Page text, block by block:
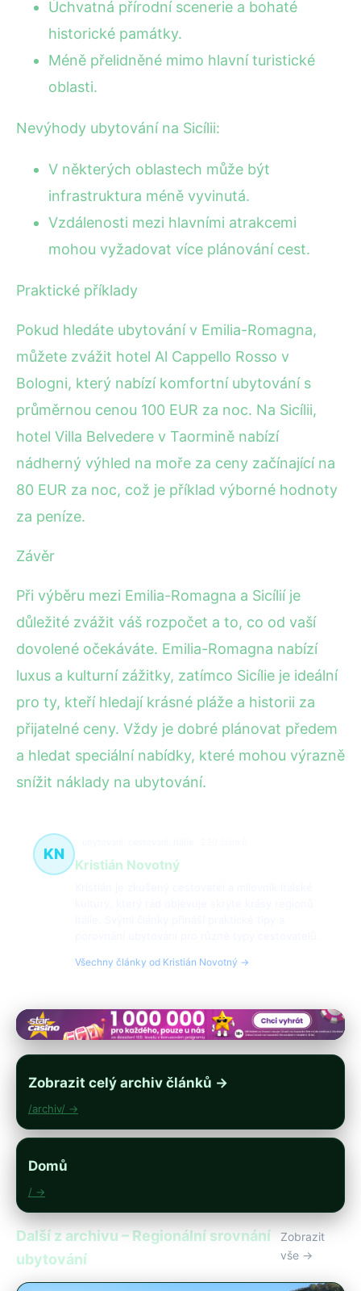
Úchvatná přírodní scenerie a bohaté
historické památky.
Méně přelidněné mimo hlavní turistické
oblasti.
Nevýhody ubytování na Sicílii:
V některých oblastech může být
infrastruktura méně vyvinutá.
Vzdálenosti mezi hlavními atrakcemi
mohou vyžadovat více plánování cest.
Praktické příklady
Pokud hledáte ubytování v Emilia-Romagna,
můžete zvážit hotel Al Cappello Rosso v
Bologni, který nabízí komfortní ubytování s
průměrnou cenou 100 EUR za noc. Na Sicílii,
hotel Villa Belvedere v Taormině nabízí
nádherný výhled na moře za ceny začínající na
80 EUR za noc, což je příklad výborné hodnoty
za peníze.
Závěr
Při výběru mezi Emilia-Romagna a Sicílií je
důležité zvážit váš rozpočet a to, co od vaší
dovolené očekáváte. Emilia-Romagna nabízí
luxus a kulturní zážitky, zatímco Sicílie je ideální
pro ty, kteří hledají krásné pláže a historii za
přijatelné ceny. Vždy je dobré plánovat předem
a hledat speciální nabídky, které mohou výrazně
snížit náklady na ubytování.
KN
Kristián Novotný
Všechny články od Kristián Novotný →
Zobrazit celý archiv článků →
/archiv/ →
Domů
/ →
Další z archivu – Regionální srovnání
ubytování
Zobrazit
vše →